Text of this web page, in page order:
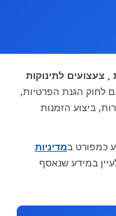
חדשות
, צעצועים לתינוקות
לחוק הגנת הפרטיות,
השירות, ביצוע הזמנות
כמפורט במדיניות
במידע שנאסף